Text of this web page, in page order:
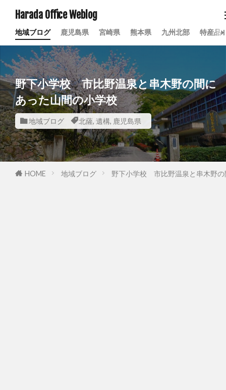
Harada Office Weblog
地域ブログ 鹿児島県 宮崎県 熊本県 九州北部 特産品
野下小学校 市比野温泉と串木野の間に
あった山間の小学校
地域ブログ 北薩, 遺構, 鹿児島県
HOME 地域ブログ 野下小学校 市比野温泉と串木野の